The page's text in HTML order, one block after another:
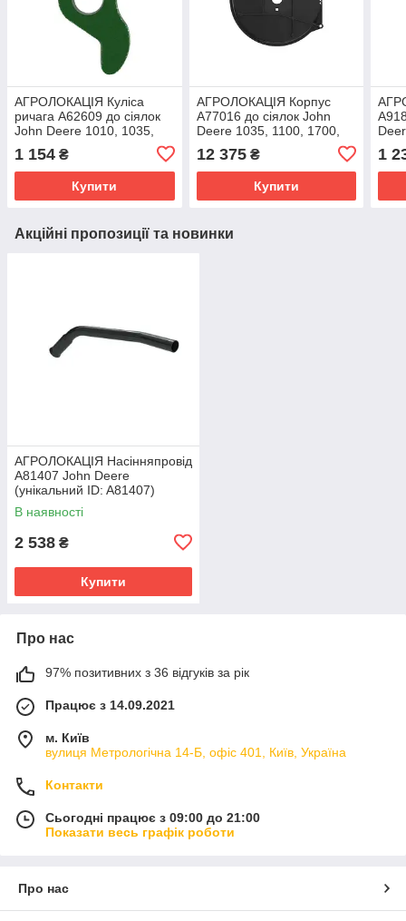
АГРОЛОКАЦІЯ Куліса
ричага A62609 до сіялок
John Deere 1010, 1035,
1770, 7200, 7300,
1 154 ₴
Купити
АГРОЛОКАЦІЯ Корпус
A77016 до сіялок John
Deere 1035, 1100, 1700,
(унікальний ID: A77016)
12 375₴
Купити
1
Акційні пропозиції та новинки
АГРОЛОКАЦІЯ Насінняпровід
A81407 John Deere
(унікальний ID: A81407)
В наявності
2 538 ₴
Купити
Про нас
97% позитивних з 36 відгуків за рік
Працює з 14.09.2021
м. Київ
вулиця Метрологічна 14-Б, офіс 401, Київ, Україна
Контакти
Сьогодні працює з 09:00 до 21:00
Показати весь графік роботи
Про нас